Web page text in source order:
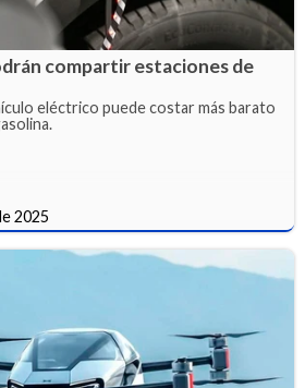
compartir estaciones de
eléctrico puede costar más barato
2025